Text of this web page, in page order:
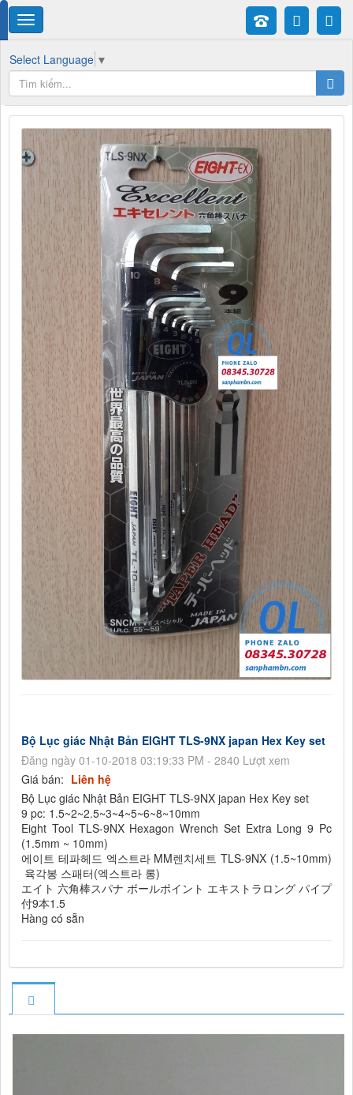
Select Language ▼
Bộ Lục giác Nhật Bản EIGHT TLS-9NX japan Hex Key set
Đăng ngày 01-10-2018 03:19:33 PM - 2840 Lượt xem
Giá bán: Liên hệ
Bộ Lục giác Nhật Bản EIGHT TLS-9NX japan Hex Key set
9 pc: 1.5~2~2.5~3~4~5~6~8~10mm
Eight Tool TLS-9NX Hexagon Wrench Set Extra Long 9 Pc
(1.5mm ~ 10mm)
에이트 테파헤드 엑스트라 MM렌치세트 TLS-9NX (1.5~10mm)
육각봉 스패터(엑스트라 롱)
エイト 六角棒スパナ ボールポイント エキストラロング パイプ
付9本1.5
Hàng có sẵn